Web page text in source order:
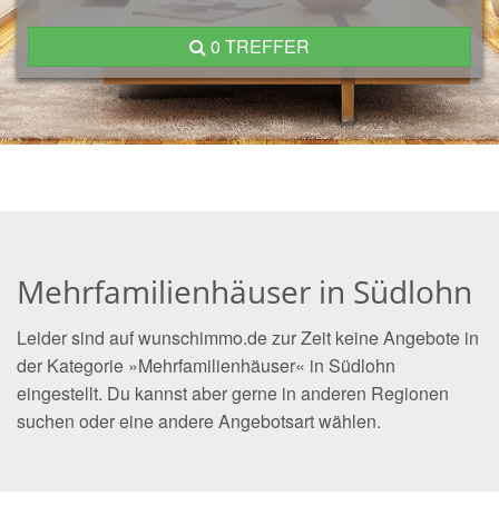
0 TREFFER
Mehrfamilienhäuser in Südlohn
Leider sind auf wunschimmo.de zur Zeit keine Angebote in
der Kategorie »Mehrfamilienhäuser« in Südlohn
eingestellt. Du kannst aber gerne in anderen Regionen
suchen oder eine andere Angebotsart wählen.